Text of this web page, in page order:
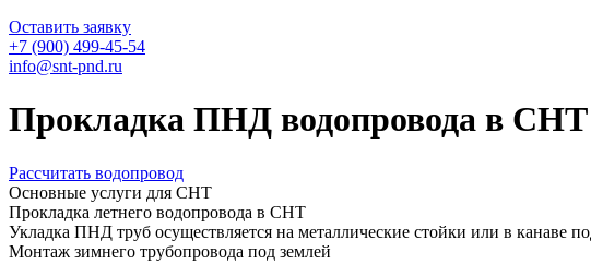
Оставить заявку
+7 (900) 499-45-54
info@snt-pnd.ru
Прокладка ПНД водопровода в СНТ
Рассчитать водопровод
Основные услуги для СНТ
Прокладка летнего водопровода в СНТ
Укладка ПНД труб осуществляется на металлические стойки или в канаве
Монтаж зимнего трубопровода под землей